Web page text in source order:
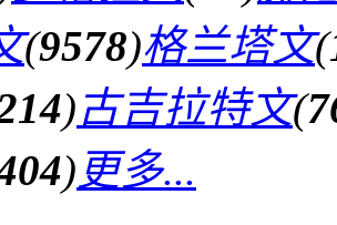
(9578)格兰塔文(
)古吉拉特文(
) 更多...